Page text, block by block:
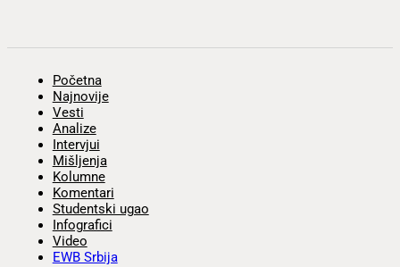
Početna
Najnovije
Vesti
Analize
Intervjui
Mišljenja
Kolumne
Komentari
Studentski ugao
Infografici
Video
EWB Srbija